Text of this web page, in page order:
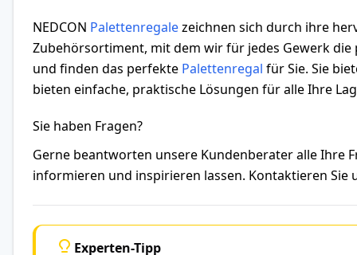
NEDCON Palettenregalezeichnen sich durch ihre
Zubehörsortiment, mit dem wir für jedes Gewerk die
und finden das perfekte Palettenregal für Sie. Sie
bieten einfache, praktische Lösungen für alle Ihre
Sie haben Fragen?
Gerne beantworten unsere Kundenberater alle Ihre
informieren und inspirieren lassen. Kontaktieren Sie
Experten-Tipp